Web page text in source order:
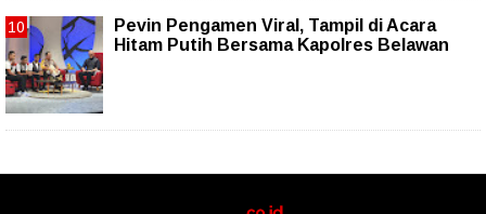
Pevin Pengamen Viral, Tampil di Acara
Hitam Putih Bersama Kapolres Belawan